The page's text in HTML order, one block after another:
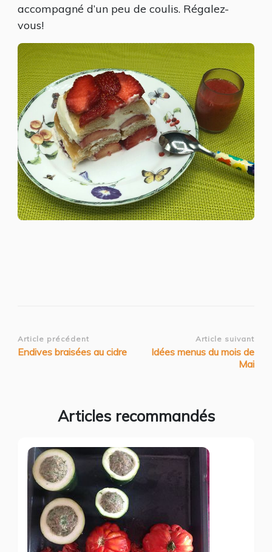
accompagné d’un peu de coulis. Régalez-
vous!
Navigation
d’article
Article précédent
Endives braisées au cidre
Article suivant
Idées menus du mois de
Mai
Articles recommandés